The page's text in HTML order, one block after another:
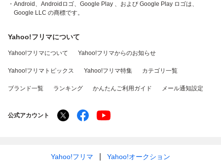
・Android、Androidロゴ、Google Play 、および Google Play ロゴは、
Google LLC の商標です。
Yahoo!フリマについて
Yahoo!フリマについて Yahoo!フリマからのお知らせ
Yahoo!フリマトピックス Yahoo!フリマ特集 カテゴリ一覧
ブランド一覧 ランキング かんたんご利用ガイド メール通知設定
公式アカウント
Yahoo!フリマ Yahoo!オークション